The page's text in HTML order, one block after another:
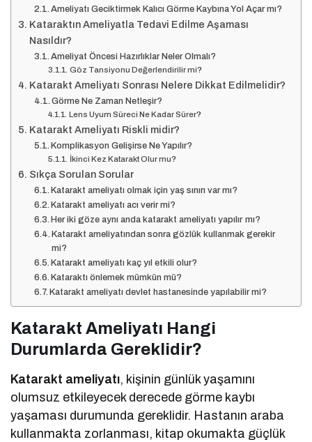
Ameliyatı Geciktirmek Kalıcı Görme Kaybına Yol Açar mı?
Kataraktın Ameliyatla Tedavi Edilme Aşaması
Nasıldır?
Ameliyat Öncesi Hazırlıklar Neler Olmalı?
Göz Tansiyonu Değerlendirilir mi?
Katarakt Ameliyatı Sonrası Nelere Dikkat Edilmelidir?
Görme Ne Zaman Netleşir?
Lens Uyum Süreci Ne Kadar Sürer?
Katarakt Ameliyatı Riskli midir?
Komplikasyon Gelişirse Ne Yapılır?
İkinci Kez Katarakt Olur mu?
Sıkça Sorulan Sorular
Katarakt ameliyatı olmak için yaş sınırı var mı?
Katarakt ameliyatı acı verir mi?
Her iki göze aynı anda katarakt ameliyatı yapılır mı?
Katarakt ameliyatından sonra gözlük kullanmak gerekir
mi?
Katarakt ameliyatı kaç yıl etkili olur?
Kataraktı önlemek mümkün mü?
Katarakt ameliyatı devlet hastanesinde yapılabilir mi?
Katarakt Ameliyatı Hangi
Durumlarda Gereklidir?
Katarakt ameliyatı, kişinin günlük yaşamını
olumsuz etkileyecek derecede görme kaybı
yaşaması durumunda gereklidir. Hastanın araba
kullanmakta zorlanması, kitap okumakta güçlük